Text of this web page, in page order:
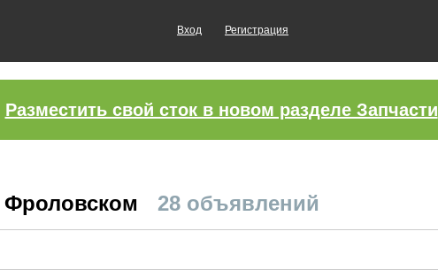
Вход Регистрация
Разместить свой сток в новом разделе Запчасти
Фроловском 28 объявлений